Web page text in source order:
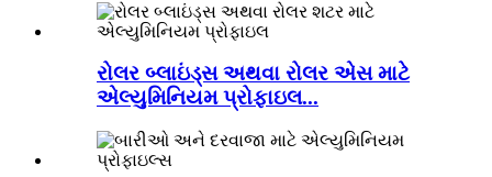
રોલર બ્લાઇંડ્સ અથવા રોલર એસ માટે
એલ્યુમિનિયમ પ્રોફાઇલ...